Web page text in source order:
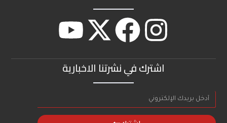
اشترك في نشرتنا الاخبارية